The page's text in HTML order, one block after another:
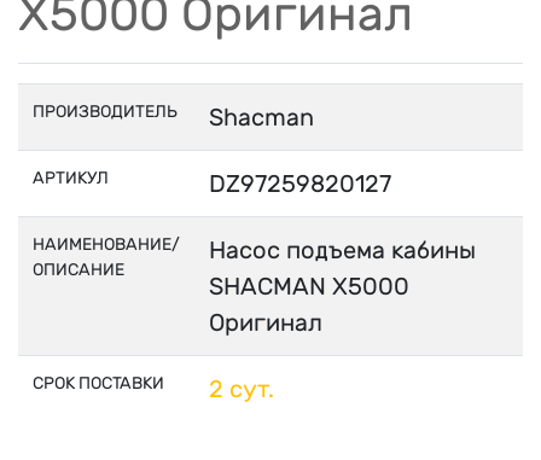
X5000 Оригинал
ПРОИЗВОДИТЕЛЬ Shacman
АРТИКУЛ DZ97259820127
НАИМЕНОВАНИЕ/
ОПИСАНИЕ
Насос подъема кабины
SHACMAN X5000
Оригинал
СРОК ПОСТАВКИ 2 сут.